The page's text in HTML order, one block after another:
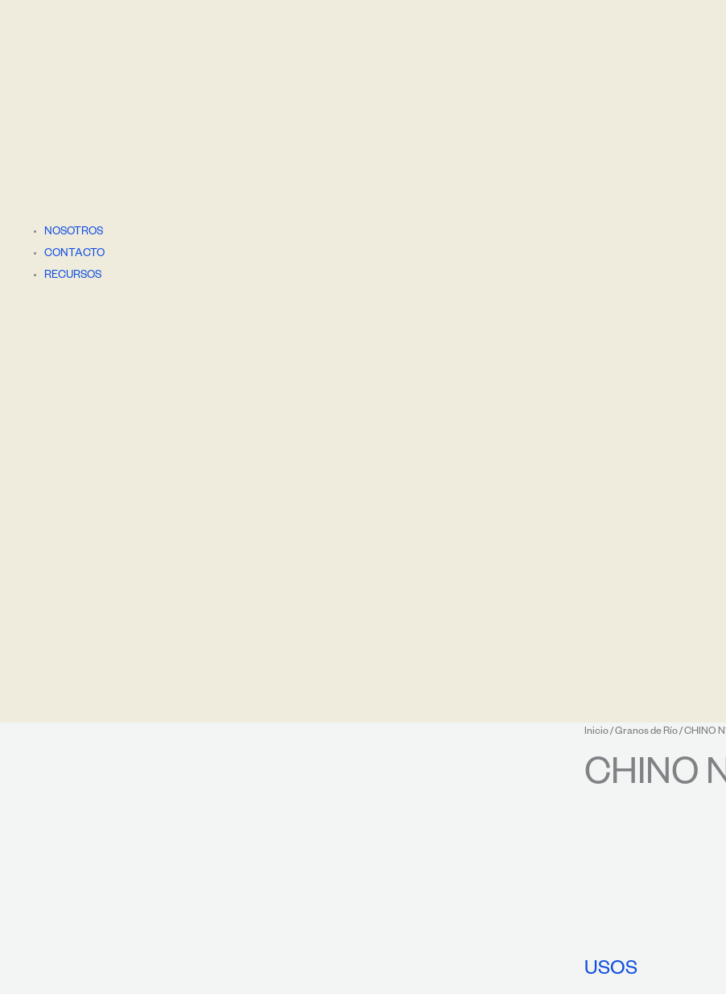
NOSOTROS
CONTACTO
RECURSOS
Inicio/Granos de Río/ CHINO
CHINO
USOS